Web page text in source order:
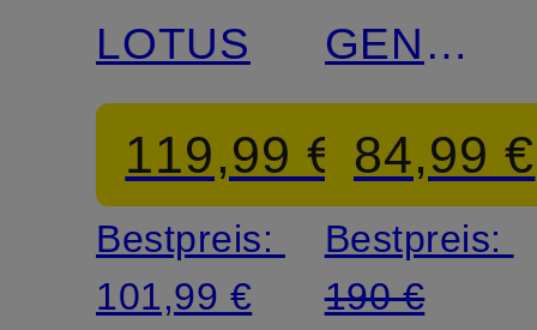
LOTUS
119,99 €
Bestpreis:
101,99 €
GENESIS
Regular
Fit84,99 €
Bestpreis:
190 €